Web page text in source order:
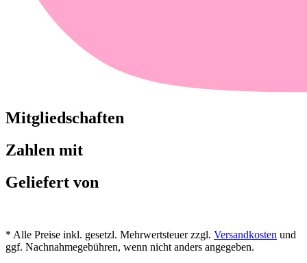
Mitgliedschaften
Zahlen mit
Geliefert von
* Alle Preise inkl. gesetzl. Mehrwertsteuer zzgl. Versandkosten und
ggf. Nachnahmegebühren, wenn nicht anders angegeben.